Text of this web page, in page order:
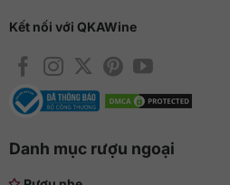
Kết nối với QKAWine
Danh mục rượu ngoại